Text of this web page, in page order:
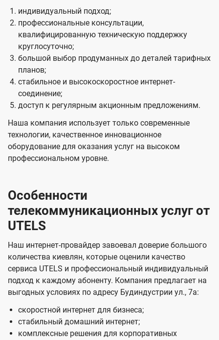
индивидуальный подход;
профессиональные консультации,
квалифицированную техническую поддержку
круглосуточно;
большой выбор продуманных до деталей тарифных
планов;
стабильное и высокоскоростное интернет-
соединение;
доступ к регулярным акционным предложениям.
Наша компания использует только современные
технологии, качественное инновационное
оборудование для оказания услуг на высоком
профессиональном уровне.
Особенности
телекоммуникационных услуг от
UTELS
Наш интернет-провайдер завоевал доверие большого
количества киевлян, которые оценили качество
сервиса UTELS и профессиональный индивидуальный
подход к каждому абоненту. Компания предлагает на
выгодных условиях по адресу Будиндустрии ул., 7а:
скоростной интернет для бизнеса;
стабильный домашний интернет;
комплексные решения для корпоративных